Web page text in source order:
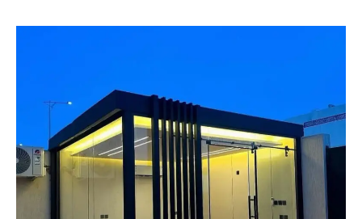
بأقل
تكلفة
|
تنسيق
السعودية